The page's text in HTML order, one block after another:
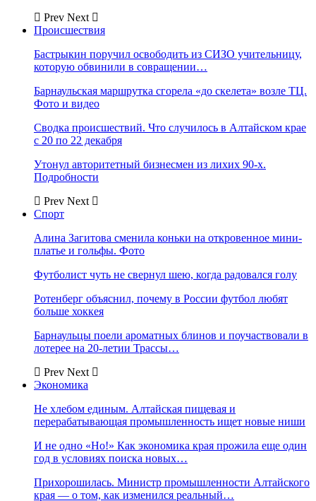
Prev Next
Происшествия
Бастрыкин поручил освободить из СИЗО учительницу,
которую обвинили в совращении…
Барнаульская маршрутка сгорела «до скелета» возле ТЦ.
Фото и видео
Сводка происшествий. Что случилось в Алтайском крае
с 20 по 22 декабря
Утонул авторитетный бизнесмен из лихих 90-х.
Подробности
Prev Next
Спорт
Алина Загитова сменила коньки на откровенное мини-
платье и гольфы. Фото
Футболист чуть не свернул шею, когда радовался голу
Ротенберг объяснил, почему в России футбол любят
больше хоккея
Барнаульцы поели ароматных блинов и поучаствовали в
лотерее на 20-летии Трассы…
Prev Next
Экономика
Не хлебом единым. Алтайская пищевая и
перерабатывающая промышленность ищет новые ниши
И не одно «Но!» Как экономика края прожила еще один
год в условиях поиска новых…
Прихорошилась. Министр промышленности Алтайского
края — о том, как изменился реальный…